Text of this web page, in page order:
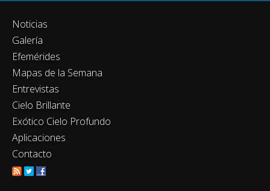
Noticias
Galería
Efemérides
Mapas de la Semana
Entrevistas
Cielo Brillante
Exótico Cielo Profundo
Aplicaciones
Contacto